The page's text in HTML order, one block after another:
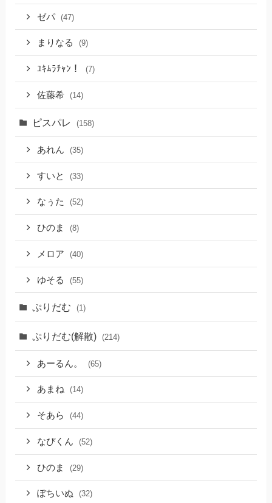
ゼパ (47)
まりなる (9)
ﾕｷﾑﾗﾁｬﾝ！ (7)
佐藤希 (14)
ピスパレ (158)
あれん (35)
すいと (33)
なぅた (52)
ひのま (8)
メロア (40)
ゆそる (55)
ぷりだむ (1)
ぷりだむ(解散) (214)
あーるん。 (65)
あまね (14)
そあら (44)
なぴくん (52)
ひのま (29)
ぽちいぬ (32)